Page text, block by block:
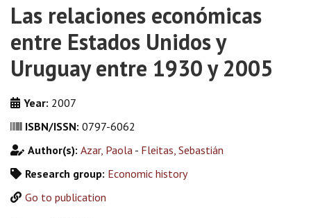
Las relaciones económicas
entre Estados Unidos y
Uruguay entre 1930 y 2005
Year: 2007
ISBN/ISSN: 0797-6062
Author(s): Azar, Paola - Fleitas, Sebastián
Research group: Economic history
Go to publication